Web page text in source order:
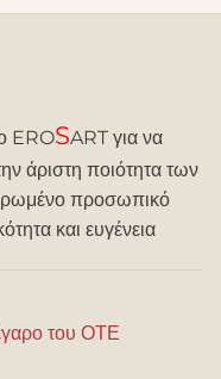
EROSART για να
άριστη ποιότητα των
προσωπικό
και ευγένεια
του ΟΤΕ